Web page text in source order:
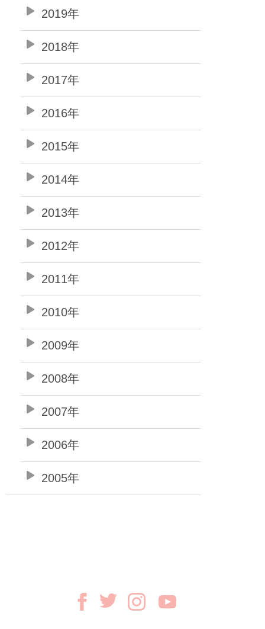
2019年
2018年
2017年
2016年
2015年
2014年
2013年
2012年
2011年
2010年
2009年
2008年
2007年
2006年
2005年